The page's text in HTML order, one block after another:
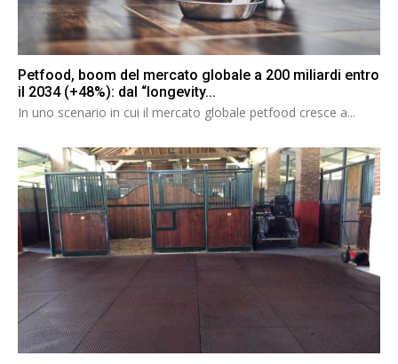
Petfood, boom del mercato globale a 200 miliardi entro
il 2034 (+48%): dal “longevity...
In uno scenario in cui il mercato globale petfood cresce a...